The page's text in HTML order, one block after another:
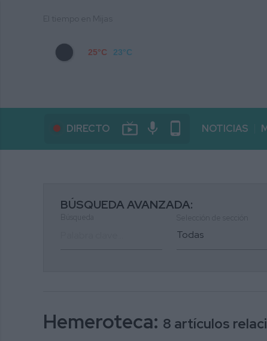
25°C 23°C
DIRECTO live_tv mic phone_android NOTICIAS
BÚSQUEDA AVANZADA:
Hemeroteca: 8 artículos